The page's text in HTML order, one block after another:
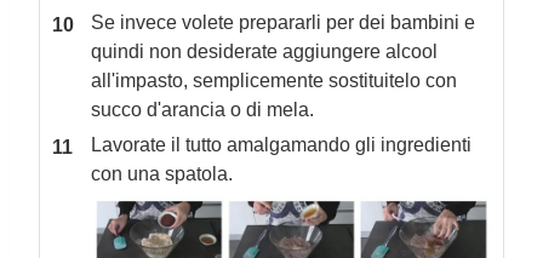
Se invece volete prepararli per dei bambini e
quindi non desiderate aggiungere alcool
all'impasto, semplicemente sostituitelo con
succo d'arancia o di mela.
Lavorate il tutto amalgamando gli ingredienti
con una spatola.